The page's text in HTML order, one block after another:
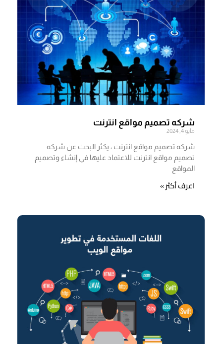
شركه تصميم مواقع انترنت
مايو 4, 2024
شركه تصميم مواقع انترنت ، يكثر البحث عن شركه
تصميم مواقع انترنت للاعتماد عليها في إنشاء وتصميم
المواقع
اعرف أكثر »